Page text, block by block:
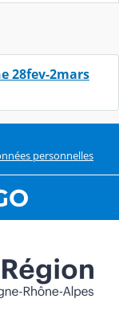
28fev-2mars
personnelles